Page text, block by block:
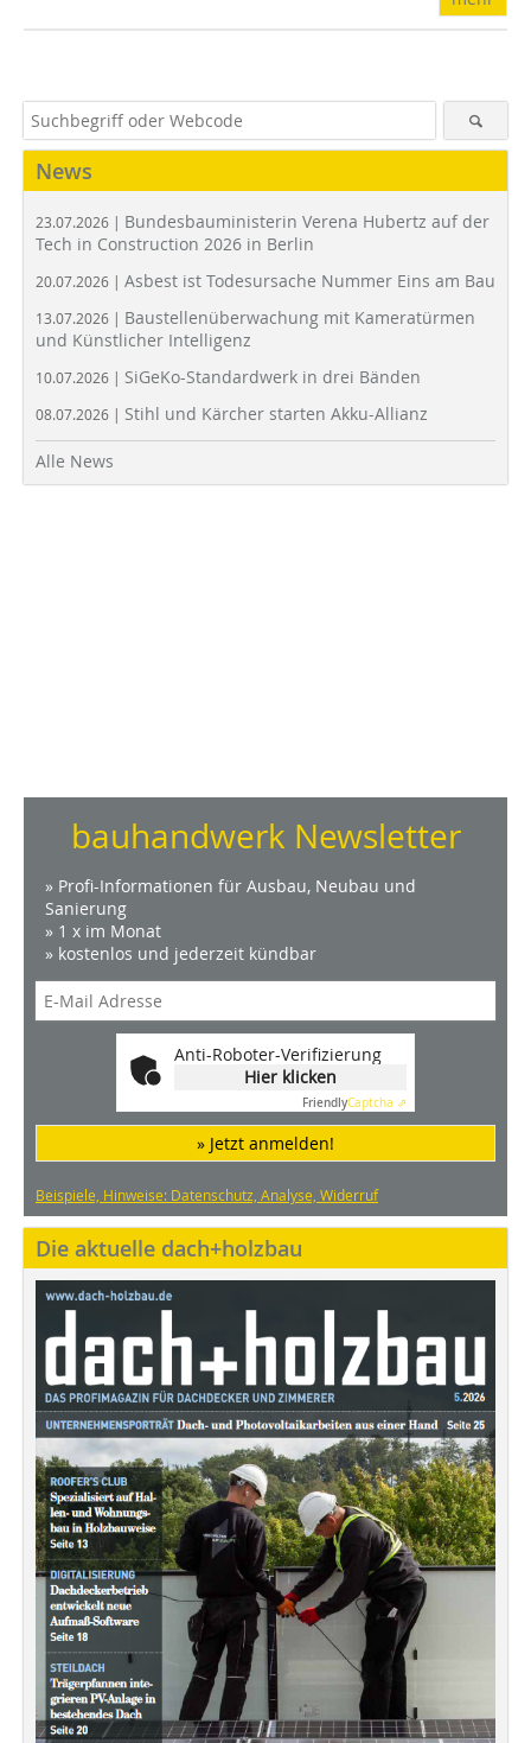
News
23.07.2026 | Bundesbauministerin Verena Hubertz auf der
Tech in Construction 2026 in Berlin
20.07.2026 | Asbest ist Todesursache Nummer Eins am Bau
13.07.2026 | Baustellenüberwachung mit Kameratürmen
und Künstlicher Intelligenz
10.07.2026 | SiGeKo-Standardwerk in drei Bänden
08.07.2026 | Stihl und Kärcher starten Akku-Allianz
Alle News
bauhandwerk Newsletter
» Profi-Informationen für Ausbau, Neubau und
Sanierung
» 1 x im Monat
» kostenlos und jederzeit kündbar
Anti-Roboter-Verifizierung
Hier klicken
FriendlyCaptcha ⇗
» Jetzt anmelden!
Beispiele, Hinweise: Datenschutz, Analyse, Widerruf
Die aktuelle dach+holzbau